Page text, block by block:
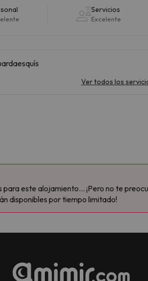
Servicios
Excelente
Ver todos los
este alojamiento... ¡Pero no te
disponibles por tiempo limitado!